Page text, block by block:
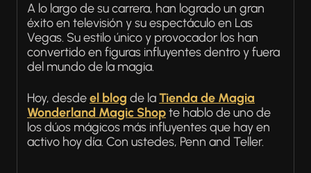
A lo largo de su carrera, han logrado un gran
éxito en televisión y su espectáculo en Las
Vegas. Su estilo único y provocador los han
convertido en figuras influyentes dentro y fuera
del mundo de la magia.
Hoy, desdeel blog de laTienda de Magia
Wonderland Magic Shopte hablo de uno de
los dúos mágicos más influyentes que hay en
activo hoy día. Con ustedes, Penn and Teller.